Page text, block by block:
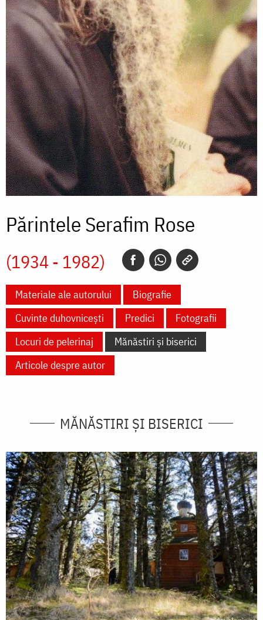
Părintele Serafim Rose
(1934 - 1982)
Materiale ale autorului
Biografie
Cuvinte duhovnicești
Predici
Fotografii
Locuri de pelerinaj
Mănăstiri și biserici
Articole despre autor
MĂNĂSTIRI ȘI BISERICI